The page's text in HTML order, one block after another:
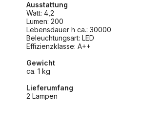
Ausstattung
Watt: 4,2
Lumen: 200
Lebensdauer h ca.: 30000
Beleuchtungsart: LED
Effizienzklasse: A++
Gewicht
ca. 1 kg
Lieferumfang
2 Lampen